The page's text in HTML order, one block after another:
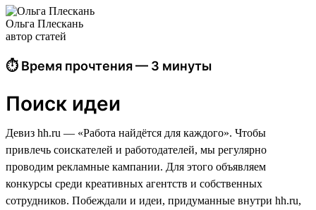
Ольга Плескань
автор статей
⏱ Время прочтения — 3 минуты
Поиск идеи
Девиз hh.ru — «Работа найдётся для каждого». Чтобы
привлечь соискателей и работодателей, мы регулярно
проводим рекламные кампании. Для этого объявляем
конкурсы среди креативных агентств и собственных
сотрудников. Побеждали и идеи, придуманные внутри hh.ru,